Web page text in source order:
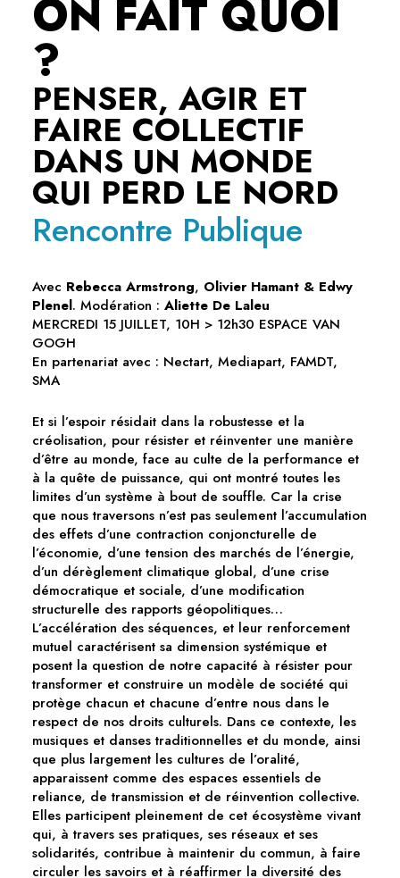
ON FAIT QUOI
?
PENSER, AGIR ET
FAIRE COLLECTIF
DANS UN MONDE
QUI PERD LE NORD
Rencontre Publique
Avec Rebecca Armstrong, Olivier Hamant & Edwy
Plenel. Modération : Aliette De Laleu
MERCREDI 15 JUILLET, 10H > 12h30 ESPACE VAN
GOGH
En partenariat avec : Nectart, Mediapart, FAMDT,
SMA
Et si l’espoir résidait dans la robustesse et la
créolisation, pour résister et réinventer une manière
d’être au monde, face au culte de la performance et
à la quête de puissance, qui ont montré toutes les
limites d’un système à bout de souffle. Car la crise
que nous traversons n’est pas seulement l’accumulation
des effets d’une contraction conjoncturelle de
l’économie, d’une tension des marchés de l’énergie,
d’un dérèglement climatique global, d’une crise
démocratique et sociale, d’une modification
structurelle des rapports géopolitiques…
L’accélération des séquences, et leur renforcement
mutuel caractérisent sa dimension systémique et
posent la question de notre capacité à résister pour
transformer et construire un modèle de société qui
protège chacun et chacune d’entre nous dans le
respect de nos droits culturels. Dans ce contexte, les
musiques et danses traditionnelles et du monde, ainsi
que plus largement les cultures de l’oralité,
apparaissent comme des espaces essentiels de
reliance, de transmission et de réinvention collective.
Elles participent pleinement de cet écosystème vivant
qui, à travers ses pratiques, ses réseaux et ses
solidarités, contribue à maintenir du commun, à faire
circuler les savoirs et à réaffirmer la diversité des